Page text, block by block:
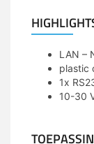
LAN –
plastic
1x
10-30